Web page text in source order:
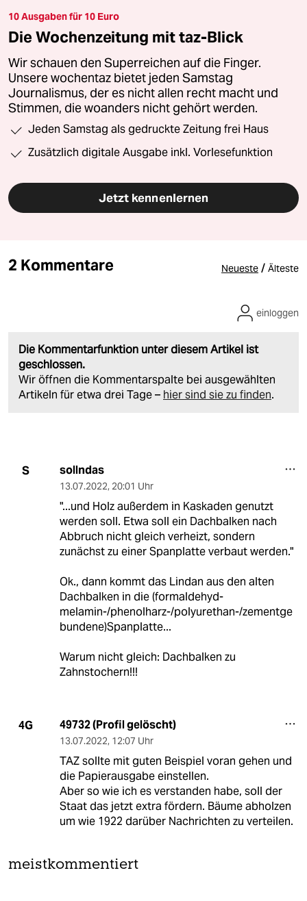
10 Ausgaben für 10 Euro
Die Wochenzeitung mit taz-Blick
Wir schauen den Superreichen auf die Finger.
Unsere wochentaz bietet jeden Samstag
Journalismus, der es nicht allen recht macht und
Stimmen, die woanders nicht gehört werden.
Jeden Samstag als gedruckte Zeitung frei Haus
Zusätzlich digitale Ausgabe inkl. Vorlesefunktion
Jetzt kennenlernen
2 Kommentare Neueste / Älteste
Die Kommentarfunktion unter diesem Artikel ist
geschlossen.
Wir öffnen die Kommentarspalte bei ausgewählten
Artikeln für etwa drei Tage – hier sind sie zu finden.
einloggen
S sollndas
13.07.2022, 20:01 Uhr
"...und Holz außerdem in Kaskaden genutzt
werden soll. Etwa soll ein Dachbalken nach
Abbruch nicht gleich verheizt, sondern
zunächst zu einer Spanplatte verbaut werden."
Ok., dann kommt das Lindan aus den alten
Dachbalken in die (formaldehyd-
melamin-/phenolharz-/polyurethan-/zementge
bundene)Spanplatte...
Warum nicht gleich: Dachbalken zu
Zahnstochern!!!
4G 49732 (Profil gelöscht)
13.07.2022, 12:07 Uhr
TAZ sollte mit guten Beispiel voran gehen und
die Papierausgabe einstellen.
Aber so wie ich es verstanden habe, soll der
Staat das jetzt extra fördern. Bäume abholzen
um wie 1922 darüber Nachrichten zu verteilen.
meistkommentiert